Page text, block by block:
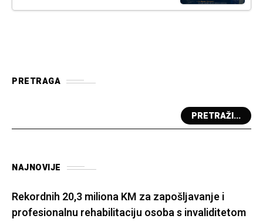
PRETRAGA
PRETRAŽI...
NAJNOVIJE
Rekordnih 20,3 miliona KM za zapošljavanje i
profesionalnu rehabilitaciju osoba s invaliditetom